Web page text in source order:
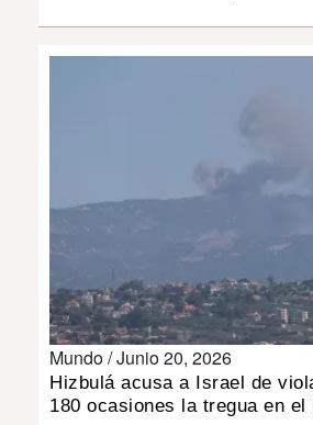
Mundo /Junio 20, 2026
Hizbulá acusa a Israel de
180 ocasiones la tregua en el